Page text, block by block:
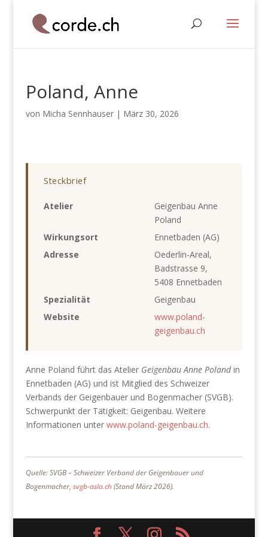
Poland, Anne
von Micha Sennhauser| März 30, 2026
Steckbrief
Atelier
Geigenbau Anne
Poland
Wirkungsort
Ennetbaden (AG)
Adresse
Oederlin-Areal,
Badstrasse 9,
5408 Ennetbaden
Spezialität
Geigenbau
Website
www.poland-
geigenbau.ch
Anne Poland führt das Atelier Geigenbau Anne Polandin
Ennetbaden (AG) und ist Mitglied des Schweizer
Verbands der Geigenbauer und Bogenmacher (SVGB).
Schwerpunkt der Tätigkeit: Geigenbau. Weitere
Informationen unter www.poland-geigenbau.ch.
Quelle: SVGB – Schweizer Verband der Geigenbauer und
Bogenmacher, svgb-asla.ch(Stand März 2026).